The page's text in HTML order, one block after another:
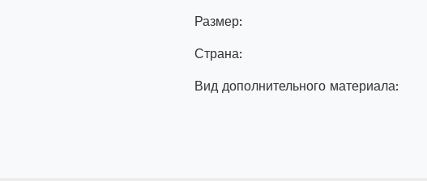
Размер:
Страна:
Вид дополнительного материала: